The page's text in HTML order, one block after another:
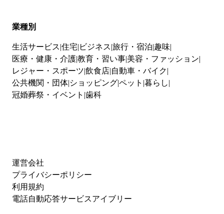
業種別
生活サービス 住宅 ビジネス 旅行・宿泊 趣味
医療・健康・介護教育・習い事 美容・ファッション
レジャー・スポーツ 飲食店 自動車・バイク
公共機関・団体 ショッピングペット 暮らし
冠婚葬祭・イベント 歯科
運営会社
プライバシーポリシー
利用規約
電話自動応答サービスアイブリー